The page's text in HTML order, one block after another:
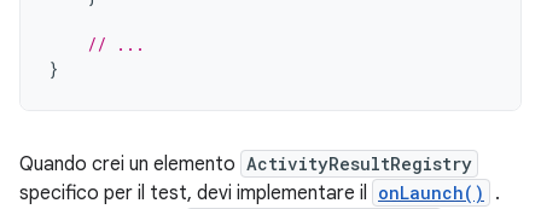
// ...
}
Quando crei un elemento ActivityResultRegistry
specifico per il test, devi implementare il onLaunch()
.